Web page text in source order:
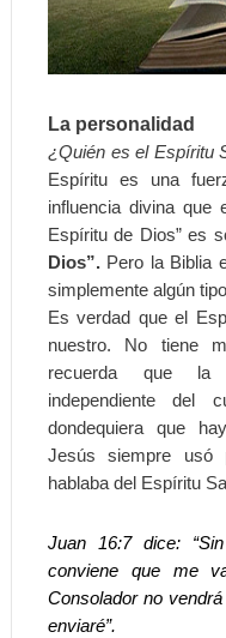
La personalidad
¿Quién es el Espíritu
Espíritu es una
influencia divina que
Espíritu de Dios” es
Dios”.Pero la Biblia
simplemente algún
Es verdad que el
nuestro. No tiene
recuerda que la
independiente del
dondequiera que
Jesús siempre usó
hablaba del Espíritu
Juan 16:7 dice:
conviene que me
Consolador no
enviaré”.